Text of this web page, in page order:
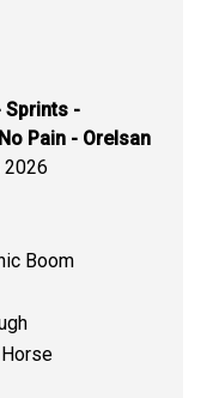
Sprints -
Pain - Orelsan
2026
Boom